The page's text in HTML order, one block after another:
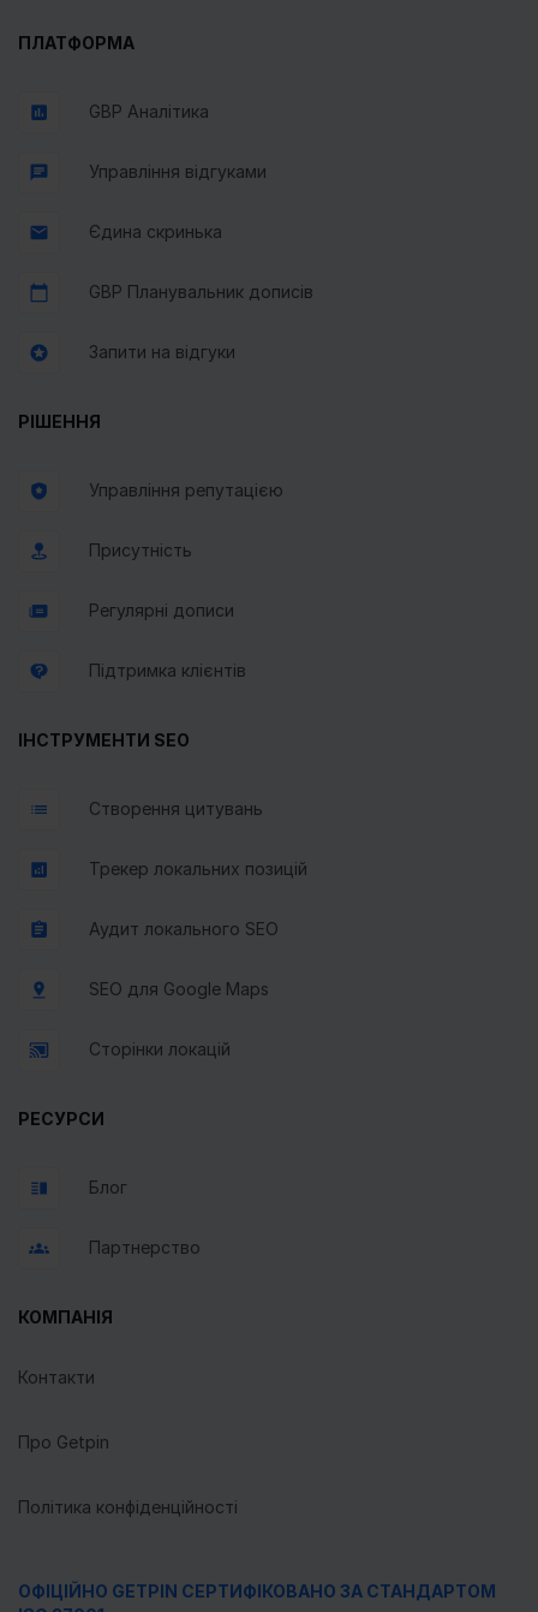
ПЛАТФОРМА
GBP Аналітика
Управління відгуками
Єдина скринька
GBP Планувальник дописів
Запити на відгуки
РІШЕННЯ
Управління репутацією
Присутність
Регулярні дописи
Підтримка клієнтів
ІНСТРУМЕНТИ SEO
Створення цитувань
Трекер локальних позицій
Аудит локального SEO
SEO для Google Maps
Сторінки локацій
РЕСУРСИ
Блог
Партнерство
КОМПАНІЯ
Контакти
Про Getpin
Політика конфіденційності
ОФІЦІЙНО GETPIN СЕРТИФІКОВАНО ЗА СТАНДАРТОМ